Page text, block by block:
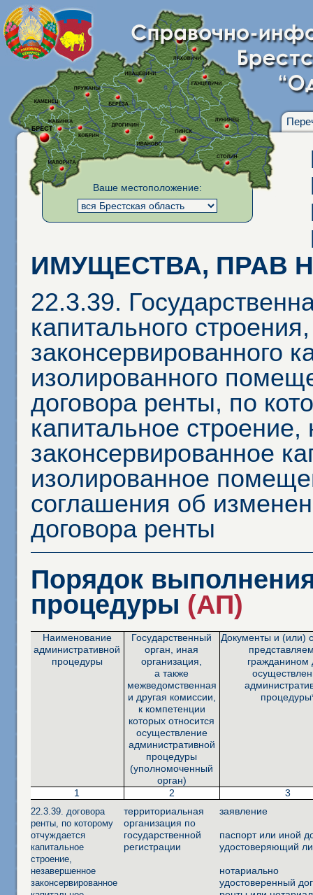
Ваше местоположение:
ИМУЩЕСТВА, ПРАВ
22.3.39.
капитального
законсервированного
изолированного
договора ренты, по
капитальное
законсервированное
изолированное
соглашения об
договора ренты
Порядок
процедуры (АП)
Наименование
административной
процедуры
Государственный
орган, иная
организация,
а также
межведомственная
и другая комиссии,
к компетенции
которых относится
осуществление
административной
процедуры
(уполномоченный
орган)
Документы и (или)
гражданином
1 2 3
22.3.39. договора
ренты, по которому
отчуждается
капитальное
строение,
незавершенное
законсервированное
территориальная
организация по
государственной
регистрации
заявление
паспорт или иной
удостоверяющий
нотариально
удостоверенный